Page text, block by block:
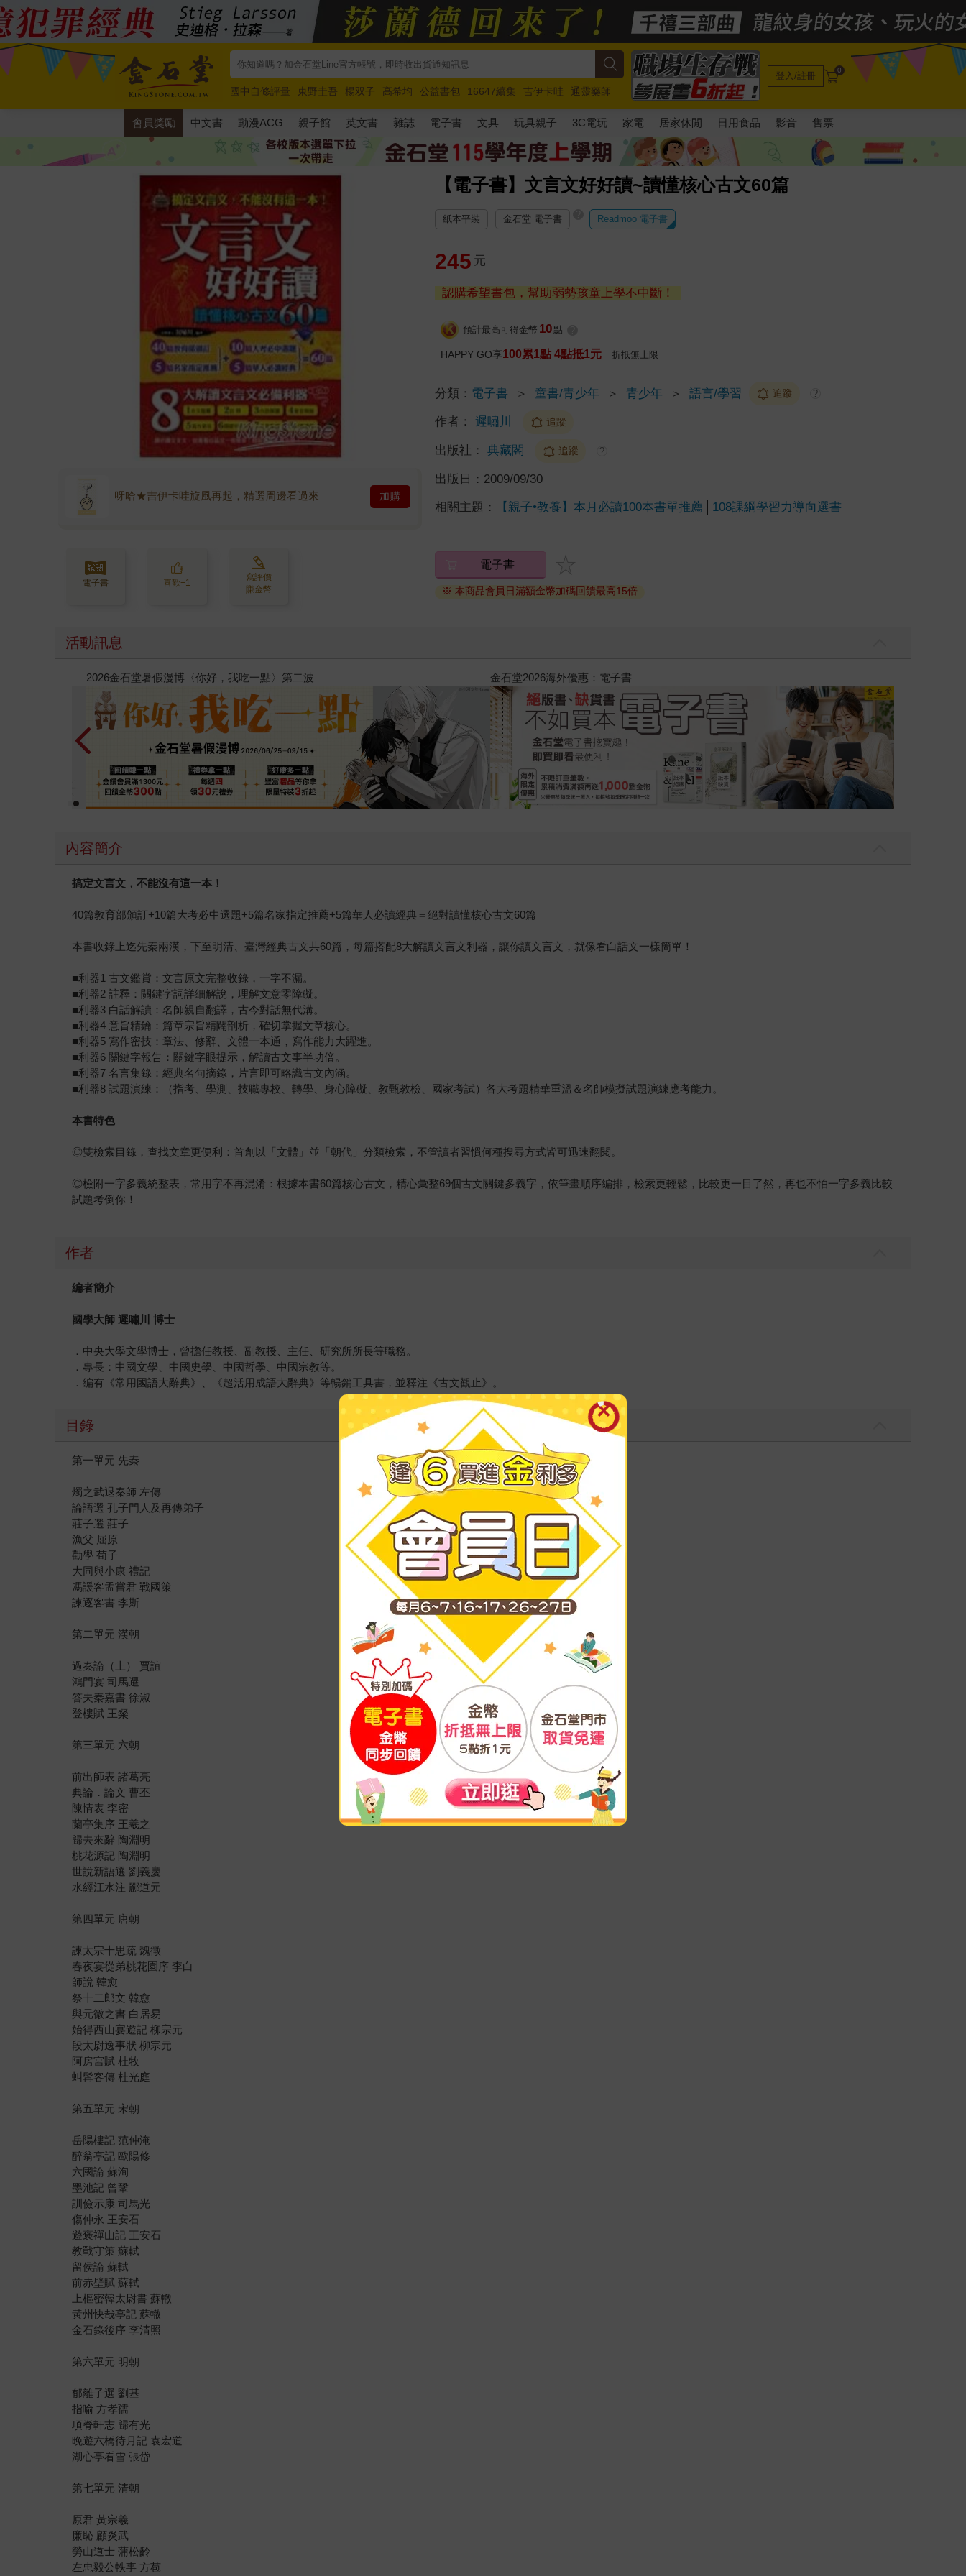
國中自修評量 東野圭吾 楊双子 高希均 公益書包 16647續集 吉伊卡哇
通靈藥師
唯紅花綻放
奧德賽 路邊攤新作 馬斯克 玩具總動員5 超慢跑
登入/註冊 0
會員獎勵 中文書 動漫ACG 親子館 英文書 雜誌 電子書 文具 玩具親子 3C電玩 家電 居家休閒 日用食品 影音 售票
【電子書】文言文好好讀~讀懂核心古文60篇
呀哈★吉伊卡哇旋風再起，精選周邊看過來 加購
電子書 喜歡+1
寫評價
賺金幣
紙本平裝 金石堂 電子書 Readmoo 電子書
245 元
認購希望書包，幫助弱勢孩童上學不中斷！
預計最高可得金幣 10 點
HAPPY GO享100累1點 4點抵1元 折抵無上限
分類： 電子書 ＞ 童書/青少年 ＞ 青少年 ＞ 語言/學習 追蹤 ?
作者： 遲嘯川 追蹤
出版社： 典藏閣 追蹤 ?
出版日： 2009/09/30
相關主題： 【親子•教養】本月必讀100本書單推薦 108課綱學習力導向選書
電子書
※ 本商品會員日滿額金幣加碼回饋最高15倍
活動訊息
春光ｘ奇幻基地｜全書系展 2026金石堂暑假漫博〈你好，我吃一點〉第二波
內容簡介
搞定文言文，不能沒有這一本！
40篇教育部頒訂+10篇大考必中選題+5篇名家指定推薦+5篇華人必讀經典＝絕對讀懂核心古文60篇
本書收錄上迄先秦兩漢，下至明清、臺灣經典古文共60篇，每篇搭配8大解讀文言文利器，讓你讀文言文，就像看白話文一樣簡單！
■利器1 古文鑑賞：文言原文完整收錄，一字不漏。
■利器2 註釋：關鍵字詞詳細解說，理解文意零障礙。
■利器3 白話解讀：名師親自翻譯，古今對話無代溝。
■利器4 意旨精鑰：篇章宗旨精闢剖析，確切掌握文章核心。
■利器5 寫作密技：章法、修辭、文體一本通，寫作能力大躍進。
■利器6 關鍵字報告：關鍵字眼提示，解讀古文事半功倍。
■利器7 名言集錄：經典名句摘錄，片言即可略識古文內涵。
■利器8 試題演練：（指考、學測、技職專校、轉學、身心障礙、教甄教檢、國家考試）各大考題精華重溫＆名師模擬試題演練應考能力。
本書特色
◎雙檢索目錄，查找文章更便利：首創以「文體」並「朝代」分類檢索，不管讀者習慣何種搜尋方式皆可迅速翻閱。
◎檢附一字多義統整表，常用字不再混淆：根據本書60篇核心古文，精心彙整69個古文關鍵多義字，依筆畫順序編排，檢索更輕鬆，比較更一目了然，再也不怕一字多義比較
試題考倒你！
作者
編者簡介
國學大師 遲嘯川 博士
．中央大學文學博士，曾擔任教授、副教授、主任、研究所所長等職務。
．專長：中國文學、中國史學、中國哲學、中國宗教等。
．編有《常用國語大辭典》、《超活用成語大辭典》等暢銷工具書，並釋注《古文觀止》。
目錄
第一單元 先秦
燭之武退秦師 左傳
論語選 孔子門人及再傳弟子
莊子選 莊子
漁父 屈原
勸學 荀子
大同與小康 禮記
馮諼客孟嘗君 戰國策
諫逐客書 李斯
第二單元 漢朝
過秦論（上） 賈誼
鴻門宴 司馬遷
答夫秦嘉書 徐淑
登樓賦 王粲
第三單元 六朝
前出師表 諸葛亮
典論．論文 曹丕
陳情表 李密
蘭亭集序 王羲之
歸去來辭 陶淵明
桃花源記 陶淵明
世說新語選 劉義慶
水經江水注 酈道元
第四單元 唐朝
諫太宗十思疏 魏徵
春夜宴從弟桃花園序 李白
師說 韓愈
祭十二郎文 韓愈
與元微之書 白居易
始得西山宴遊記 柳宗元
段太尉逸事狀 柳宗元
阿房宮賦 杜牧
虯髯客傳 杜光庭
第五單元 宋朝
岳陽樓記 范仲淹
醉翁亭記 歐陽修
六國論 蘇洵
墨池記 曾鞏
訓儉示康 司馬光
傷仲永 王安石
遊褒禪山記 王安石
教戰守策 蘇軾
留侯論 蘇軾
前赤壁賦 蘇軾
上樞密韓太尉書 蘇轍
黃州快哉亭記 蘇轍
金石錄後序 李清照
第六單元 明朝
郁離子選 劉基
指喻 方孝孺
項脊軒志 歸有光
晚遊六橋待月記 袁宏道
湖心亭看雪 張岱
第七單元 清朝
原君 黃宗羲
廉恥 顧炎武
勞山道士 蒲松齡
左忠毅公軼事 方苞